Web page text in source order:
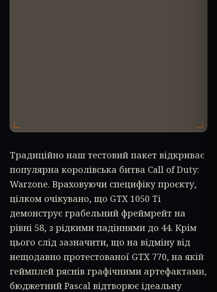
Традиційно наш тестовий пакет відкриває
популярна королівська битва Call of Duty:
Warzone. Враховуючи специфіку проєкту,
цілком очікувано, що GTX 1050 Ti
демонструє грабельний фреймрейт на
рівні 58, з рідкими падіннями до 44. Крім
цього слід зазначити, що на відміну від
нещодавно протестованої GTX 770, на якій
геймплей ряснів графічними артефактами,
бюджетний Pascal відтворює ідеальну